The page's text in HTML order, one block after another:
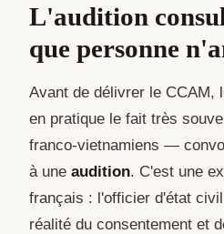
L'audition
que personne
Avant de délivrer le
en pratique le fait très
franco-vietnamiens —
à une audition. C'est une
français : l'officier d'état
réalité du consentement et